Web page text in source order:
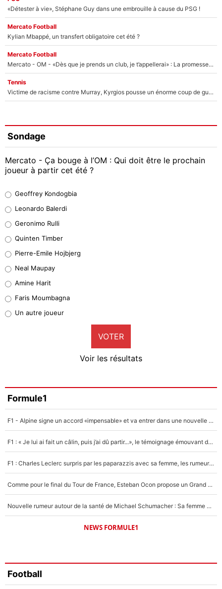
«Détester à vie», Stéphane Guy dans une embrouille à cause du PSG !
Mercato Football
Kylian Mbappé, un transfert obligatoire cet été ?
Mercato Football
Mercato - OM - «Dès que je prends un club, je t’appellerai» : La promesse de Marcelino au moment de claquer la porte
Tennis
Victime de racisme contre Murray, Kyrgios pousse un énorme coup de gueule !
Sondage
Mercato - Ça bouge à l’OM : Qui doit être le prochain
joueur à partir cet été ?
38%
32%
5%
1%
9%
Faris Moumbagna
5%
Un autre joueur
5%
Geoffrey Kondogbia
Leonardo Balerdi
Geronimo Rulli
Quinten Timber
Pierre-Emile Hojbjerg
Neal Maupay
Amine Harit
Faris Moumbagna
Un autre joueur
VOTER
Voir les résultats
Formule1
F1 - Alpine signe un accord «impensable» et va entrer dans une nouvelle dimension : Grande nouvelle pour Pierre Gasly !
F1 : « Je lui ai fait un câlin, puis j’ai dû partir...», le témoignage émouvant de Max Verstappen sur sa fille
F1 : Charles Leclerc surpris par les paparazzis avec sa femme, les rumeurs étaient vraies !
Comme pour le final du Tour de France, Esteban Ocon propose un Grand Prix de Formule 1 à Paris : «Autour de l’Arc de Triomphe, ce serait génial» !
Nouvelle rumeur autour de la santé de Michael Schumacher : Sa femme Corinna sort du silence
NEWS FORMULE1
Football